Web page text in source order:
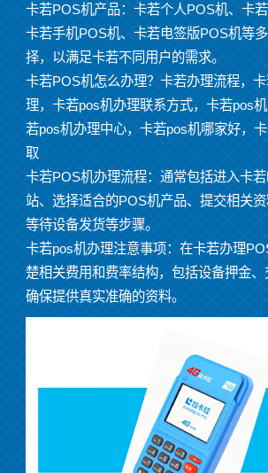
卡若POS机产品： 卡若个人POS机、 卡若
卡若手机POS机、 卡若电签版POS机等
择，以满足卡若不同用户的需求。
卡若POS机怎么办理？ 卡若办理流程，
理， 卡若pos机办理联系方式， 卡若pos机
若pos机办理中心， 卡若pos机哪家好，
取
卡若POS机办理流程：通常包括进入卡
站、选择适合的POS机产品、提交相关资
等待设备发货等步骤。
卡若pos机办理注意事项：在卡若办理
楚相关费用和费率结构，包括设备押金
确保提供真实准确的资料。